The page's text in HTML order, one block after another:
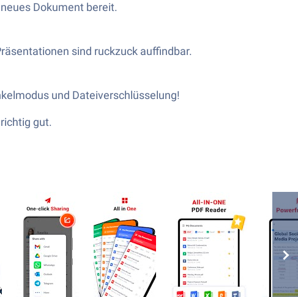
Dokument bereit.
sind ruckzuck auffindbar.
und Dateiverschlüsselung!
gut.